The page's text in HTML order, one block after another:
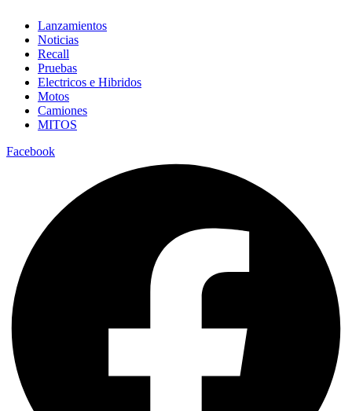
Lanzamientos
Noticias
Recall
Pruebas
Electricos e Hibridos
Motos
Camiones
MITOS
Facebook